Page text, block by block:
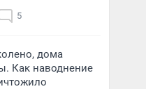
5
дома
Как наводнение